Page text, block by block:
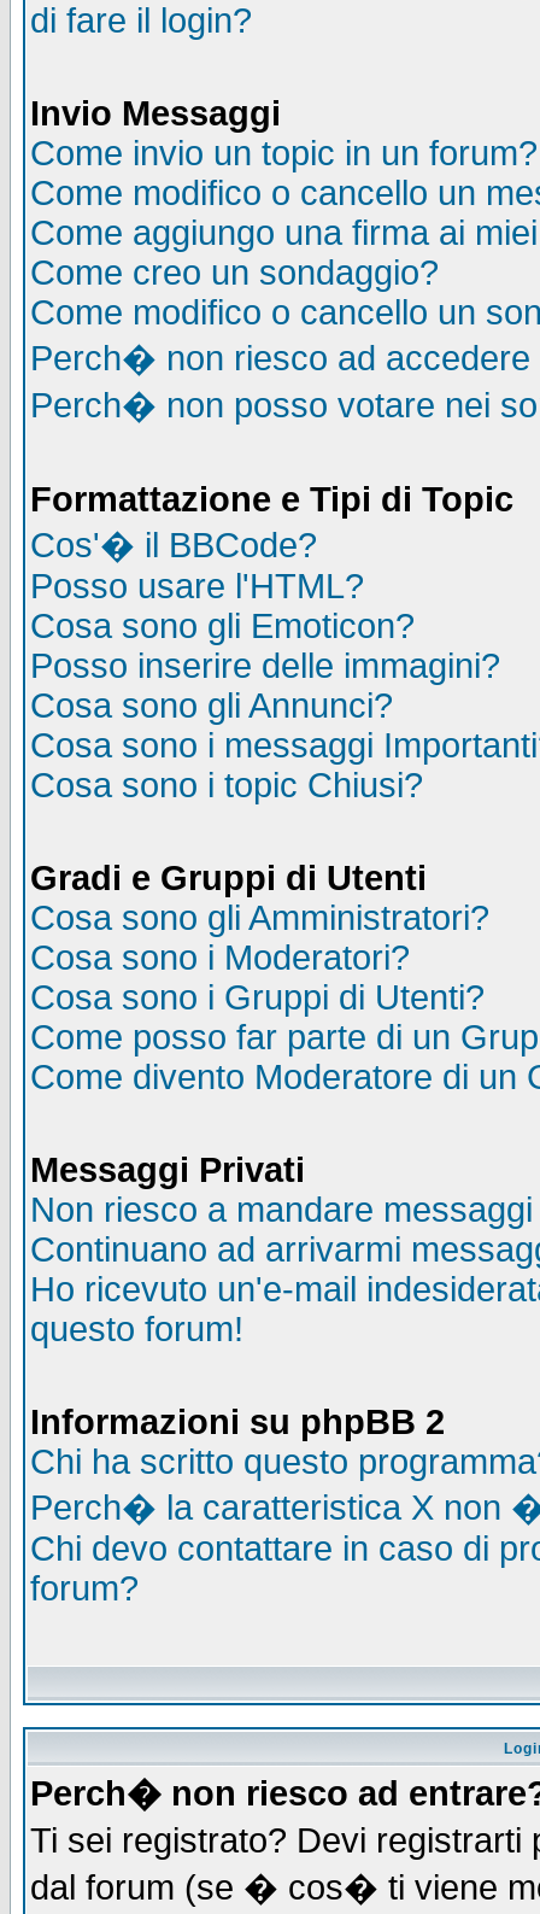
di fare il login?
Invio Messaggi
Come invio un topic in un forum?
Come modifico o cancello un
Come aggiungo una firma ai
Come creo un sondaggio?
Come modifico o cancello un
Perch� non riesco ad accedere
Perch� non posso votare nei
Formattazione e Tipi di Topic
Cos'� il BBCode?
Posso usare l'HTML?
Cosa sono gli Emoticon?
Posso inserire delle immagini?
Cosa sono gli Annunci?
Cosa sono i messaggi
Cosa sono i topic Chiusi?
Gradi e Gruppi di Utenti
Cosa sono gli Amministratori?
Cosa sono i Moderatori?
Cosa sono i Gruppi di Utenti?
Come posso far parte di un
Come divento Moderatore di un
Messaggi Privati
Non riesco a mandare
Continuano ad arrivarmi
Ho ricevuto un'e-mail
questo forum!
Informazioni su phpBB 2
Chi ha scritto questo
Perch� la caratteristica X non
Chi devo contattare in caso di
forum?
Perch� non riesco ad
Ti sei registrato? Devi registrarti
dal forum (se � cos� ti viene